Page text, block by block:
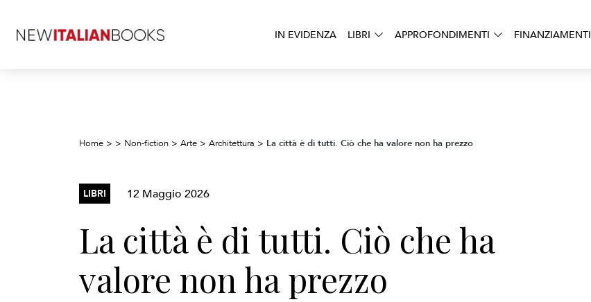
IN EVIDENZA LIBRI APPROFONDIMENTI FINANZIAMENTI
Home > > Non-fiction > Arte > Architettura > La città è di tutti. Ciò che ha valore non ha prezzo
LIBRI 12 Maggio 2026
La città è di tutti. Ciò che ha
valore non ha prezzo